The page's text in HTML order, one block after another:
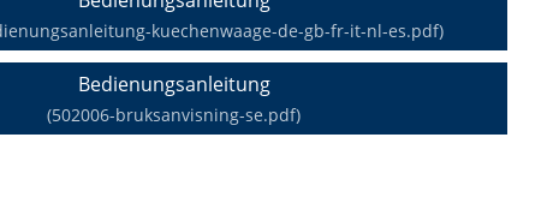
kuechenwaage-de-gb-fr-it-nl-es.pdf)
Bedienungsanleitung
(502006-bruksanvisning-se.pdf)